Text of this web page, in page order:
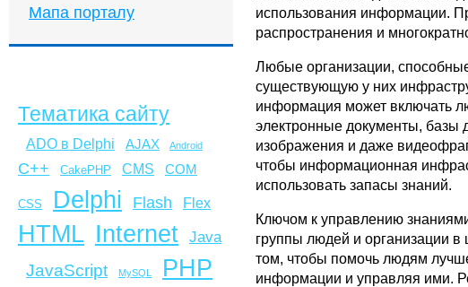
Мапа порталу
Тематика сайту
ADO в Delphi AJAX Android
C++ CakePHP CMS COM
CSS Delphi Flash Flex
HTML Internet Java
JavaScript MySQL PHP
использования информации.
распространения и
Любые организации,
существующую у них
информация может включать
электронные документы, базы
изображения и даже
чтобы информационная
использовать запасы знаний.
Ключом к управлению
группы людей и организации
том, чтобы помочь людям
информации и управляя ими.